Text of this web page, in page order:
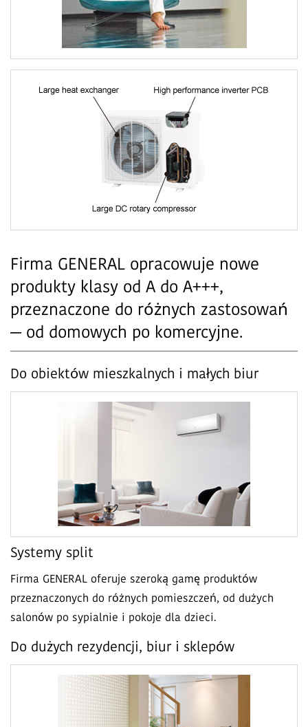
Firma GENERAL opracowuje nowe
produkty klasy od A do A+++,
przeznaczone do różnych zastosowań
— od domowych po komercyjne.
Do obiektów mieszkalnych i małych biur
Systemy split
Firma GENERAL oferuje szeroką gamę produktów
przeznaczonych do różnych pomieszczeń, od dużych
salonów po sypialnie i pokoje dla dzieci.
Do dużych rezydencji, biur i sklepów